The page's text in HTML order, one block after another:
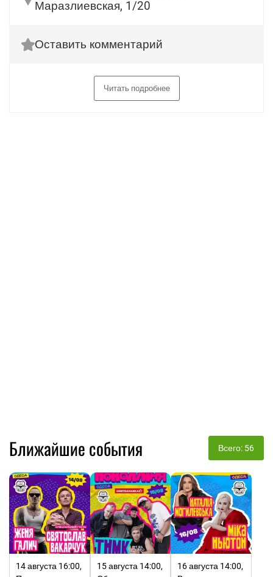
Маразлиевская, 1/20
Оставить комментарий
Читать подробнее
Ближайшие события Всего: 56
14 августа 16:00,
15 августа 14:00,
16 августа 14:00,